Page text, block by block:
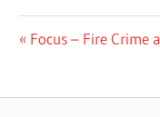
Vorheriger
Focus – Fire Crime